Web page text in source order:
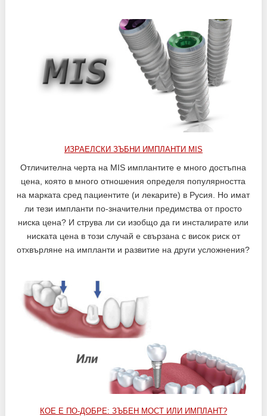
ИЗРАЕЛСКИ ЗЪБНИ ИМПЛАНТИ MIS
Отличителна черта на MIS имплантите е много достъпна
цена, която в много отношения определя популярността
на марката сред пациентите (и лекарите) в Русия. Но имат
ли тези импланти по-значителни предимства от просто
ниска цена? И струва ли си изобщо да ги инсталирате или
ниската цена в този случай е свързана с висок риск от
отхвърляне на импланти и развитие на други усложнения?
КОЕ Е ПО-ДОБРЕ: ЗЪБЕН МОСТ ИЛИ ИМПЛАНТ?